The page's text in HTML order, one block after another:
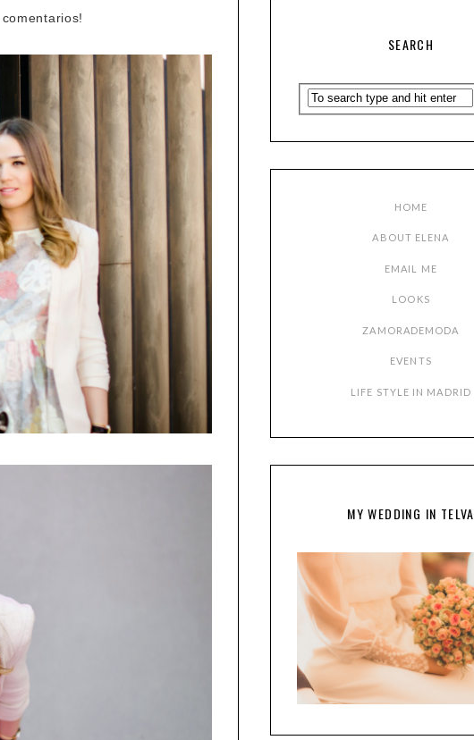
SEARCH
HOME
ABOUT ELENA
EMAIL ME
LOOKS
ZAMORADEMODA
EVENTS
LIFE STYLE IN MADRID
MY WEDDING IN TELVA